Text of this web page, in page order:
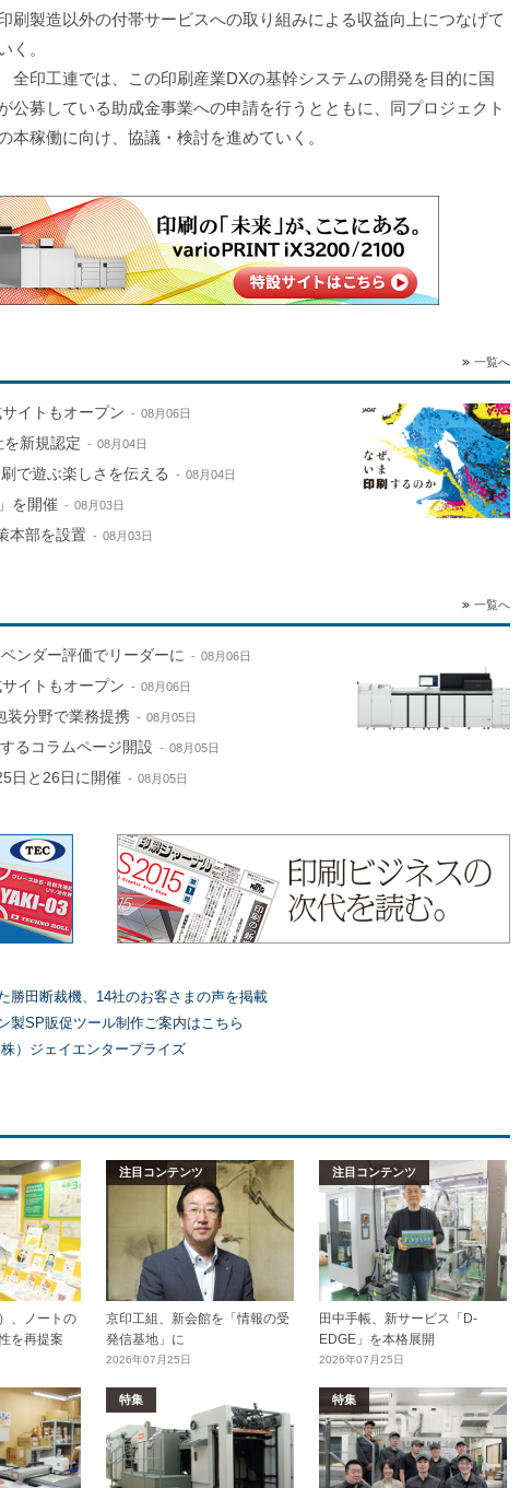
刷製造以外の付帯サービスへの取り組みによる収益向上につなげて
く。
全印工連では、この印刷産業DXの基幹システムの開発を目的に国
公募している助成金事業への申請を行うとともに、同プロジェクト
本稼働に向け、協議・検討を進めていく。
一覧へ
イトもオープン 08月06日
新規認定 08月04日
で遊ぶ楽しさを伝える 08月04日
を開催 08月03日
本部を設置 08月03日
一覧へ
ンダー評価でリーダーに 08月06日
イトもオープン 08月06日
装分野で業務提携 08月05日
るコラムページ開設 08月05日
日と26日に開催 08月05日
勝田断裁機、14社のお客さまの声を掲載
製SP販促ツール制作ご案内はこちら
）ジェイエンタープライズ
、ノートの
を再提案
注目コンテンツ
京印工組、新会館を「情報の受
発信基地」に
2026年07月25日
注目コンテンツ
田中手帳、新サービス「D-
EDGE」を本格展開
2026年07月25日
特集 特集